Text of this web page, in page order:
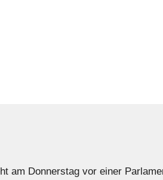
am Donnerstag vor einer